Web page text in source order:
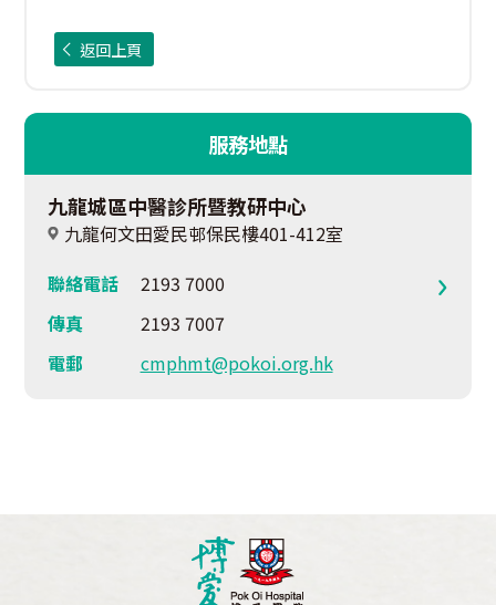
返回上頁
服務地點
九龍城區中醫診所暨教研中心
九龍何文田愛民邨保民樓401-412室
聯絡電話
2193 7000
傳真
2193 7007
電郵
cmphmt@pokoi.org.hk